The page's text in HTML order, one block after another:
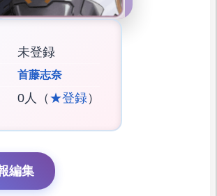
未登録
首藤志奈
0人（ ★登録）
編集